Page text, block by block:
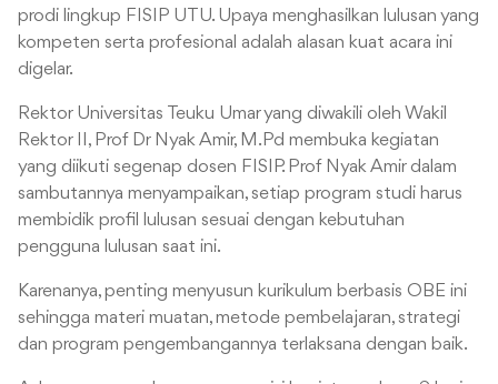
prodi lingkup FISIP UTU. Upaya menghasilkan lulusan yang
kompeten serta profesional adalah alasan kuat acara ini
digelar.
Rektor Universitas Teuku Umar yang diwakili oleh Wakil
Rektor II, Prof Dr Nyak Amir, M.Pd membuka kegiatan
yang diikuti segenap dosen FISIP. Prof Nyak Amir dalam
sambutannya menyampaikan, setiap program studi harus
membidik profil lulusan sesuai dengan kebutuhan
pengguna lulusan saat ini.
Karenanya, penting menyusun kurikulum berbasis OBE ini
sehingga materi muatan, metode pembelajaran, strategi
dan program pengembangannya terlaksana dengan baik.